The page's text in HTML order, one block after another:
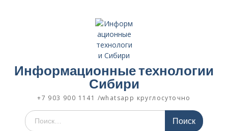
Информационные технологии
Сибири
+7 903 900 1141 /whatsapp круглосуточно
Искать: